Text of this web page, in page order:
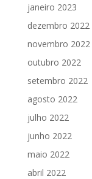
janeiro 2023
dezembro 2022
novembro 2022
outubro 2022
setembro 2022
agosto 2022
julho 2022
junho 2022
maio 2022
abril 2022